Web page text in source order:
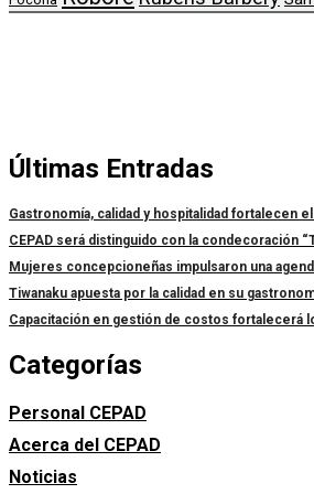
Últimas Entradas
Gastronomía, calidad y hospitalidad fortalecen
CEPAD será distinguido con la condecoración
Mujeres concepcioneñas impulsaron una
Tiwanaku apuesta por la calidad en su
Capacitación en gestión de costos fortalecerá
Categorías
Personal CEPAD
Acerca del CEPAD
Noticias